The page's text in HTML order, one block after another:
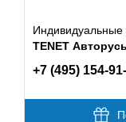
Индивидуальные
TENET
+7 (495) 154-